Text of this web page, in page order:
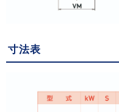
寸法表